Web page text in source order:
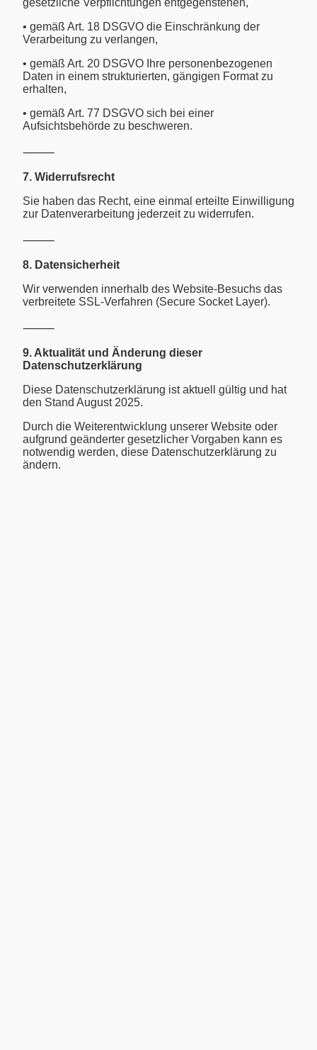
gesetzliche Verpflichtungen entgegenstehen,
• gemäß Art. 18 DSGVO die Einschränkung der
Verarbeitung zu verlangen,
• gemäß Art. 20 DSGVO Ihre personenbezogenen
Daten in einem strukturierten, gängigen Format zu
erhalten,
• gemäß Art. 77 DSGVO sich bei einer
Aufsichtsbehörde zu beschweren.
⸻
7. Widerrufsrecht
Sie haben das Recht, eine einmal erteilte Einwilligung
zur Datenverarbeitung jederzeit zu widerrufen.
⸻
8. Datensicherheit
Wir verwenden innerhalb des Website-Besuchs das
verbreitete SSL-Verfahren (Secure Socket Layer).
⸻
9. Aktualität und Änderung dieser
Datenschutzerklärung
Diese Datenschutzerklärung ist aktuell gültig und hat
den Stand August 2025.
Durch die Weiterentwicklung unserer Website oder
aufgrund geänderter gesetzlicher Vorgaben kann es
notwendig werden, diese Datenschutzerklärung zu
ändern.